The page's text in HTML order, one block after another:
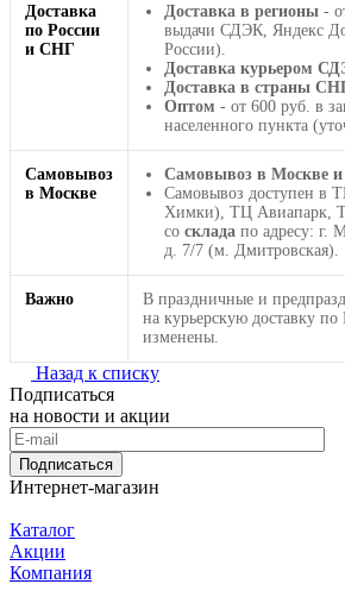
Доставка
по России
и СНГ
Доставка в регионы -
выдачи СДЭК, Яндекс
России).
Доставка курьером
Доставка в страны
Оптом - от 600 руб. в
населенного пункта
Самовывоз
в Москве
Самовывоз в Москве
Самовывоз доступен в
Химки), ТЦ Авиапарк,
со склада по адресу: г.
д. 7/7 (м. Дмитровская).
Важно
В праздничные и
на курьерскую доставку
изменены.
Назад к списку
Подписаться
на новости и акции
Подписаться
Интернет-магазин
Каталог
Акции
Компания